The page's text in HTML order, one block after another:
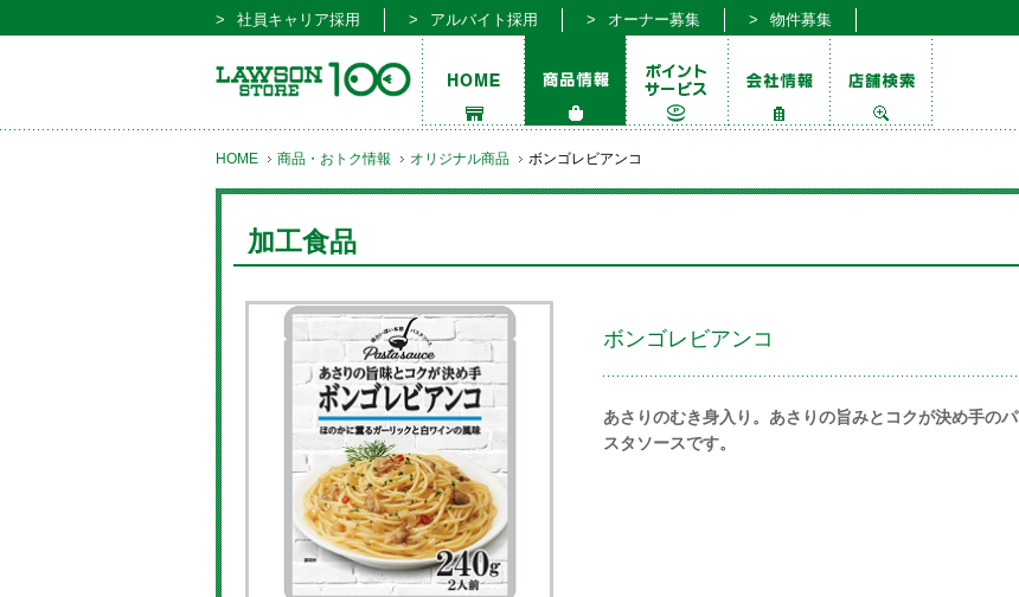
社員キャリア採用 アルバイト採用 オーナー募集 物件募集
HOME 商品・おトク情報 オリジナル商品 ボンゴレビアンコ
加工食品
ボンゴレビアンコ
あさりのむき身入り。あさりの旨みとコクが決め手のパ
スタソースです。